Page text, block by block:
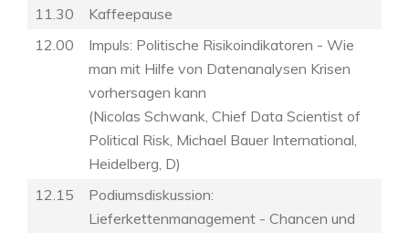
11.30
Kaffeepause
12.00
Impuls: Politische Risikoindikatoren - Wie
man mit Hilfe von Datenanalysen Krisen
vorhersagen kann
(Nicolas Schwank, Chief Data Scientist of
Political Risk, Michael Bauer International,
Heidelberg, D)
12.15
Podiumsdiskussion:
Lieferkettenmanagement - Chancen und